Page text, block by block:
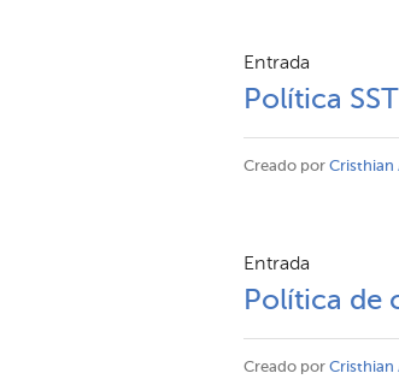
Entrada
Política SST
Creado por Cristhian
Entrada
Política de
Creado por Cristhian